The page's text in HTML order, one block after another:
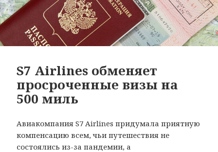
S7 Airlines обменяет
просроченные визы на
500 миль
Авиакомпания S7 Airlines придумала приятную
компенсацию всем, чьи путешествия не
состоялись из-за пандемии, а